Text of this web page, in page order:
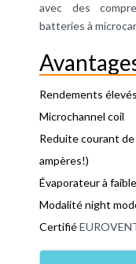
avec des
batteries à
Rendements
Microchannel coil
Reduite courant
ampères!)
Évaporateur à
Modalité night
Certifié